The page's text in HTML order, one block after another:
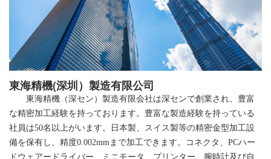
東海精機(深圳）製造有限公司
東海精機（深セン）製造有限会社は深センで創業され、豊富
な精密加工経験を持っております。豊富な製造経験を持っている
社員は50名以上がいます。日本製、スイス製等の精密金型加工設
備を保有し、精度0.002mmまで加工できます。コネクタ、PCハー
ドウェアードライバー、ミニモータ、プリンター、腕時計及び自